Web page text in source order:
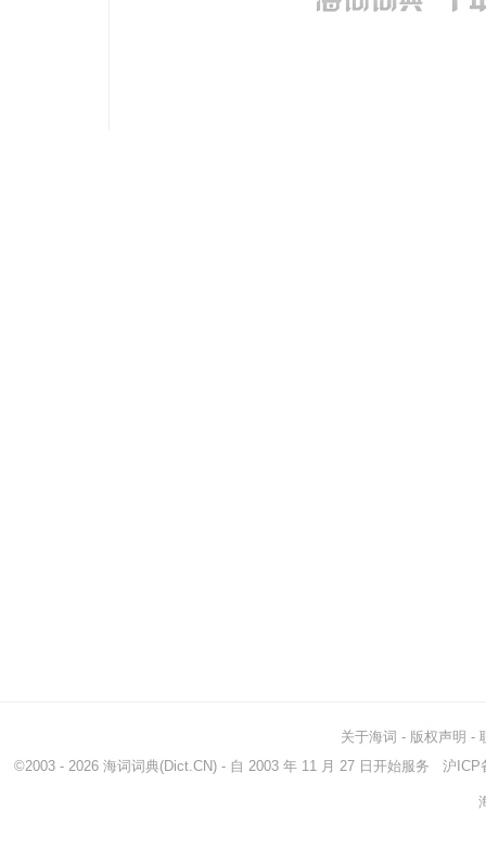
关于海词 - 版权声明 -
©2003 - 2026 海词词典(Dict.CN) - 自 2003 年 11 月 27 日开始服务 沪ICP